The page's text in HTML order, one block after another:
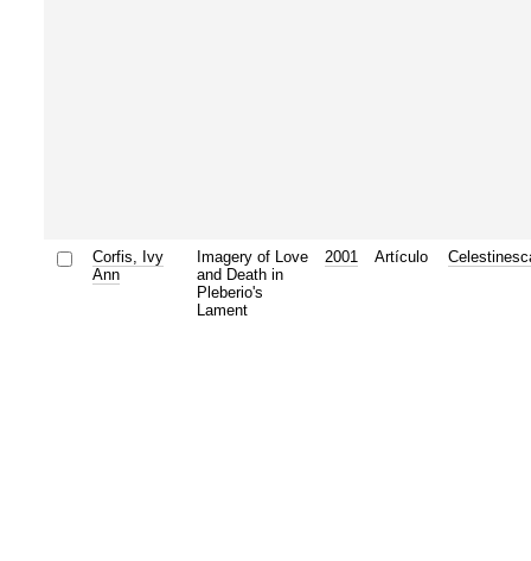
Corfis, Ivy
Ann
Imagery of Love
and Death in
Pleberio's
Lament
2001 Artículo